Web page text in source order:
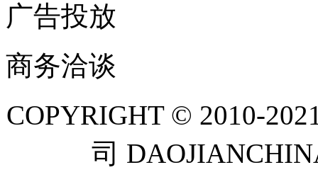
广告投放
商务洽谈
COPYRIGHT © 2010-
司